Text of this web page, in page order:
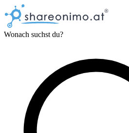
Wonach suchst du?